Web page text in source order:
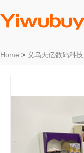
Home > 义乌天亿数码科技